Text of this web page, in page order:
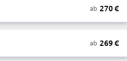
ab 270€
ab 269€